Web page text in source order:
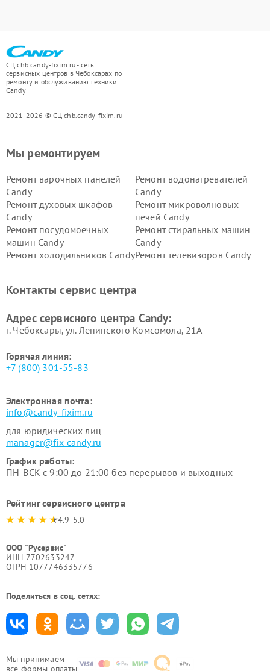
СЦ chb.candy-fixim.ru - сеть
сервисных центров в Чебоксарах по
ремонту и обслуживанию техники
Candy
2021-2026 © СЦ chb.candy-fixim.ru
Мы принимаем
все формы оплаты
Мы ремонтируем
Ремонт варочных панелей
Candy
Ремонт водонагревателей
Candy
Ремонт духовых шкафов
Candy
Ремонт микроволновых
печей Candy
Ремонт посудомоечных
машин Candy
Ремонт стиральных машин
Candy
Ремонт холодильников CandyРемонт телевизоров Candy
Контакты сервис центра
Адрес сервисного центра Candy:
г. Чебоксары, ул. Ленинского Комсомола, 21А
Горячая линия:
+7 (800) 301-55-83
Электронная почта:
info@candy-fixim.ru
для юридических лиц
manager@fix-candy.ru
График работы:
ПН-ВСК с 9:00 до 21:00 без перерывов и выходных
Рейтинг сервисного центра
4.9-5.0
ООО "Русервис"
ИНН 7702633247
ОГРН 1077746335776
Поделиться в соц. сетях: